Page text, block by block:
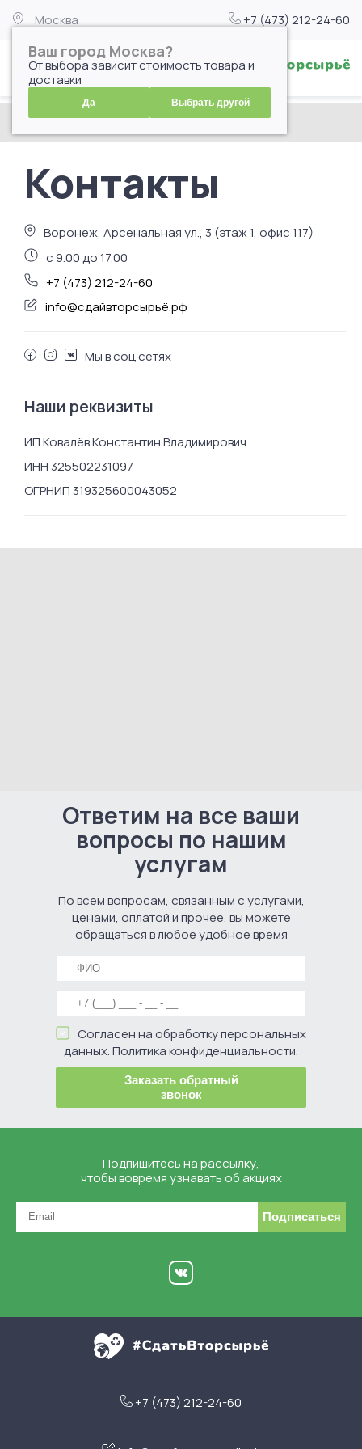
Москва
Ваш город Москва?
От выбора зависит стоимость товара и
доставки
Да Выбрать другой
+7 (473) 212-24-60
Контакты
Воронеж, Арсенальная ул., 3 (этаж 1, офис 117)
с 9.00 до 17.00
+7 (473) 212-24-60
info@сдайвторсырьё.рф
Мы в соц сетях
Наши реквизиты
ИП Ковалёв Константин Владимирович
ИНН 325502231097
ОГРНИП 319325600043052
Ответим на все ваши
вопросы по нашим
услугам
По всем вопросам, связанным с услугами,
ценами, оплатой и прочее, вы можете
обращаться в любое удобное время
Согласен на обработку персональных
данных. Политика конфиденциальности.
Заказать обратный
звонок
Подпишитесь на рассылку,
чтобы вовремя узнавать об акциях
Подписаться
+7 (473) 212-24-60